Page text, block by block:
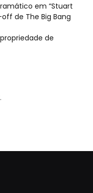
em “Stuart
de The Big Bang
de